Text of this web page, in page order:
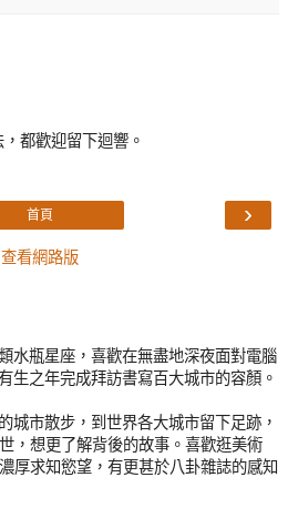
都歡迎留下迴響。
›
首頁
查看網路版
水瓶星座，喜歡在無盡地深夜面對電腦
生之年完成拜訪書寫百大城市的容顏。
城市散步，到世界各大城市留下足跡，
，想更了解背後的故事。喜歡逛美術
厚求知慾望，有更甚於八卦雜誌的感知